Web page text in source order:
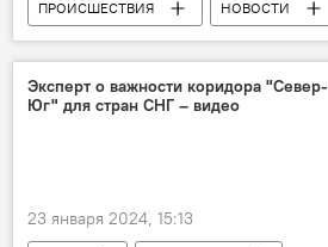
ПРОИСШЕСТВИЯ
НОВОСТИ
Грузия
Тбилиси
Эксперт о важности коридора "Север-
Юг" для стран СНГ – видео
23 января 2024, 15:13